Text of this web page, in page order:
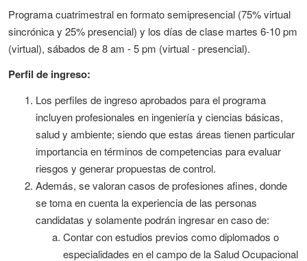
Programa cuatrimestral en formato semipresencial (75% virtual
sincrónica y 25% presencial) y los días de clase martes 6-10 pm
(virtual), sábados de 8 am - 5 pm (virtual - presencial).
Perfil de ingreso:
Los perfiles de ingreso aprobados para el programa
incluyen profesionales en ingeniería y ciencias básicas,
salud y ambiente; siendo que estas áreas tienen particular
importancia en términos de competencias para evaluar
riesgos y generar propuestas de control.
Además, se valoran casos de profesiones afines, donde
se toma en cuenta la experiencia de las personas
candidatas y solamente podrán ingresar en caso de:
Contar con estudios previos como diplomados o
especialidades en el campo de la Salud Ocupacional